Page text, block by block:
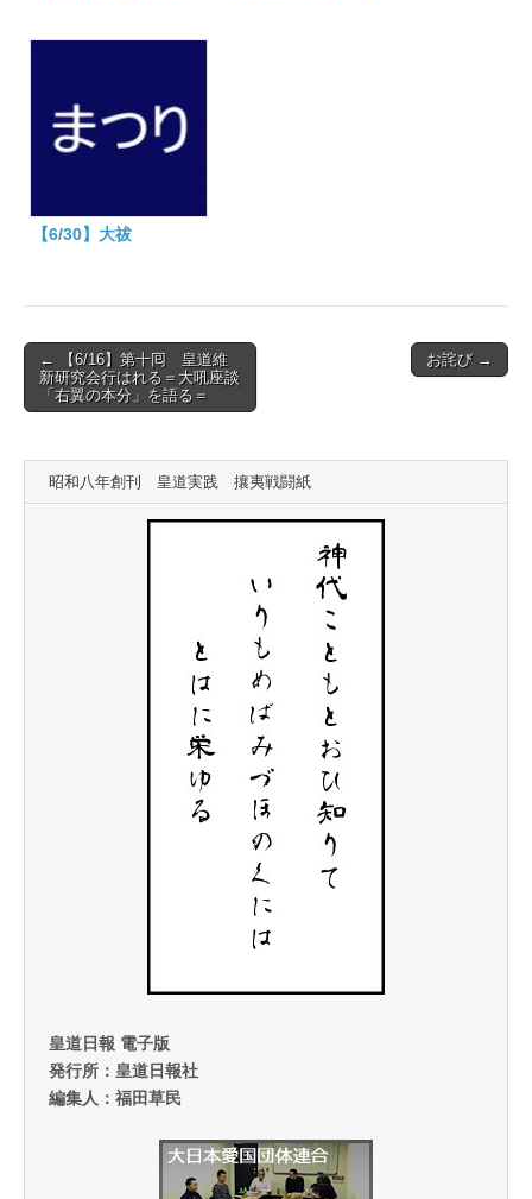
【6/30】大祓
Post
navigation
← 【6/16】第十囘 皇道維
新研究会行はれる＝大吼座談
「右翼の本分」を語る＝
お詫び →
昭和八年創刊 皇道実践 攘夷戦闘紙
皇道日報 電子版
発行所：皇道日報社
編集人：福田草民